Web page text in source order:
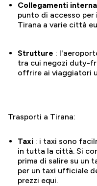
Collegamenti
punto di accesso
Tirana a varie città
Strutture :
tra cui negozi duty-
offrire ai viaggiatori
Trasporti a Tirana:
Taxi : i taxi sono
in tutta la città. Si
prima di salire su un
per un taxi ufficiale
prezzi equi.